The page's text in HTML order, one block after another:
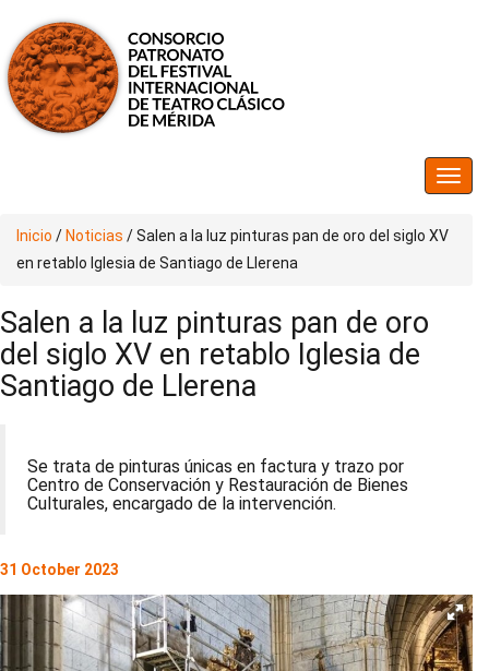
Inicio / Noticias /Salen a la luz pinturas pan de oro del siglo XV
en retablo Iglesia de Santiago de Llerena
Salen a la luz pinturas pan de oro
del siglo XV en retablo Iglesia de
Santiago de Llerena
Se trata de pinturas únicas en factura y trazo por
Centro de Conservación y Restauración de Bienes
Culturales, encargado de la intervención.
31 October 2023